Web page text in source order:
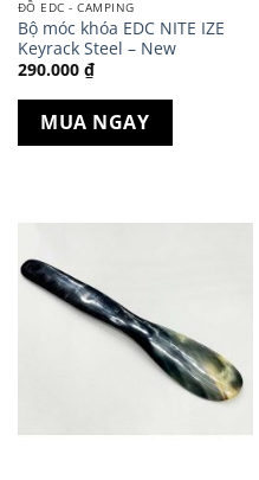
ĐỒ EDC - CAMPING
Bộ móc khóa EDC NITE IZE
Keyrack Steel – New
290.000 ₫
MUA NGAY